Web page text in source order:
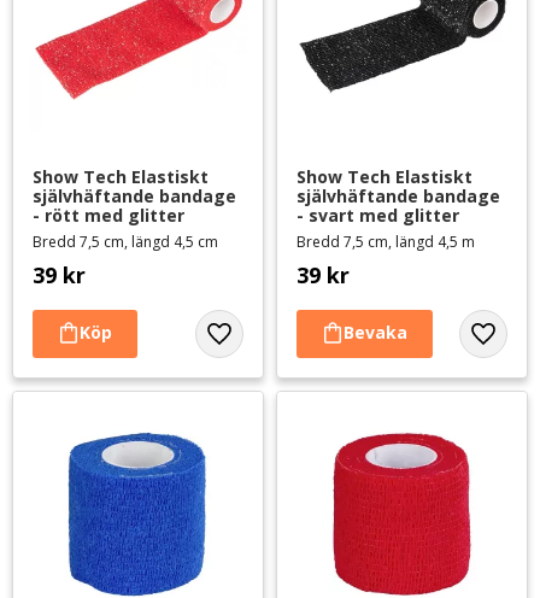
Show Tech Elastiskt
självhäftande bandage
- rött med glitter
Bredd 7,5 cm, längd 4,5 cm
39 kr
Lägg till i favoriter
Show Tech Elastiskt
självhäftande bandage
- svart med glitter
Bredd 7,5 cm, längd 4,5 m
39 kr
Lägg